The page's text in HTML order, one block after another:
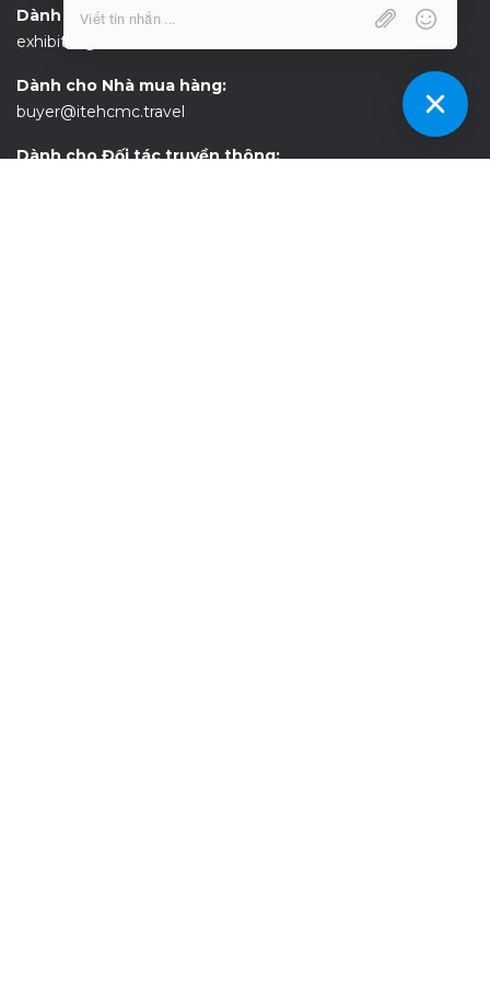
Dành cho Nhà trưng bày:
exhibitor@itehcmc.travel
Dành cho Nhà mua hàng:
buyer@itehcmc.travel
Dành cho Đối tác truyền thông: